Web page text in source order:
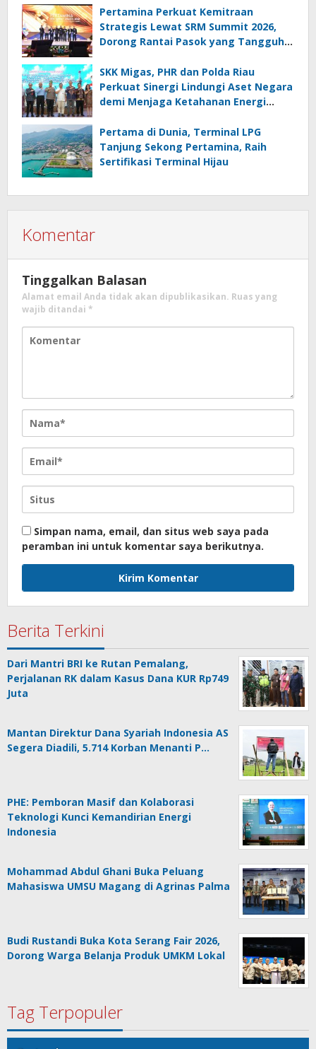
Pertamina Perkuat Kemitraan
Strategis Lewat SRM Summit 2026,
Dorong Rantai Pasok yang Tangguh
SKK Migas, PHR dan Polda Riau
Perkuat Sinergi Lindungi Aset Negara
demi Menjaga Ketahanan Energi
Pertama di Dunia, Terminal LPG
Tanjung Sekong Pertamina, Raih
Sertifikasi Terminal Hijau
Komentar
Tinggalkan Balasan
Alamat email Anda tidak akan dipublikasikan. Ruas yang
wajib ditandai *
Simpan nama, email, dan situs web saya pada
peramban ini untuk komentar saya berikutnya.
Berita Terkini
Dari Mantri BRI ke Rutan Pemalang,
Perjalanan RK dalam Kasus Dana KUR Rp749
Juta
Mantan Direktur Dana Syariah Indonesia AS
Segera Diadili, 5.714 Korban Menanti P…
PHE: Pemboran Masif dan Kolaborasi
Teknologi Kunci Kemandirian Energi
Indonesia
Mohammad Abdul Ghani Buka Peluang
Mahasiswa UMSU Magang di Agrinas Palma
Budi Rustandi Buka Kota Serang Fair 2026,
Dorong Warga Belanja Produk UMKM Lokal
Tag Terpopuler